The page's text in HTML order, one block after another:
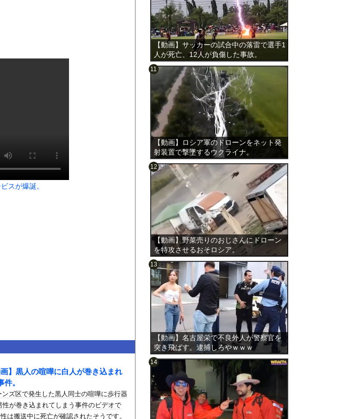
ｗｗ
130件まで。それ以降の古いものは表
スが爆誕。
画】黒人の喧嘩に白人が巻き込まれ
。
ズ区で発生した黒人同士の喧嘩に歩行器
性が巻き込まれてしまう事件のビデオで
は搬送中に死亡が確認されたそうです。
【動画】サッカーの試合中の落雷で選手1
人が死亡、12人が負傷した事故。
【動画】ロシア軍のドローンをネット発
射装置で撃墜するウクライナ。
【動画】野菜売りのおじさんにドローン
を特攻させるおそロシア。
【動画】名古屋栄で不良外人が警察官を
突き飛ばす。逮捕しろやｗｗｗ